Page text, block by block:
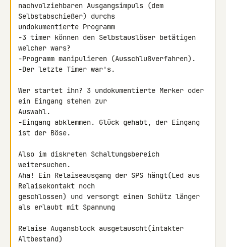
nachvolziehbaren Ausgangsimpuls (dem
Selbstabschießer) durchs
undokumentierte Programm
-3 timer können den Selbstauslöser betätigen
welcher wars?
-Programm manipulieren (Ausschlußverfahren).
-Der letzte Timer war's.
Wer startet ihn? 3 undokumentierte Merker oder
ein Eingang stehen zur
Auswahl.
-Eingang abklemmen. Glück gehabt, der Eingang
ist der Böse.
Also im diskreten Schaltungsbereich
weitersuchen.
Aha! Ein Relaiseausgang der SPS hängt(Led aus
Relaisekontakt noch
geschlossen) und versorgt einen Schütz länger
als erlaubt mit Spannung
Relaise Augansblock ausgetauscht(intakter
Altbestand)